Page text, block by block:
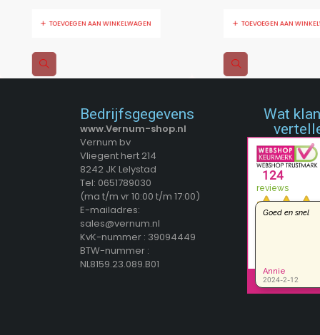
TOEVOEGEN AAN WINKELWAGEN TOEVOEGEN AAN
Bedrijfsgegevens
www.Vernum-shop.nl
Vernum bv
Vliegent hert 214
8242 JK Lelystad
Tel: 0651789030
(ma t/m vr 10:00 t/m 17:00)
E-mailadres:
sales@vernum.nl
KvK-nummer : 39094449
BTW-nummer :
NL8159.23.089.B01
Wat